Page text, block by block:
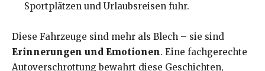
Sportplätzen und Urlaubsreisen fuhr.
Diese Fahrzeuge sind mehr als Blech – sie sind
Erinnerungen und Emotionen. Eine fachgerechte
Autoverschrottung bewahrt diese Geschichten,